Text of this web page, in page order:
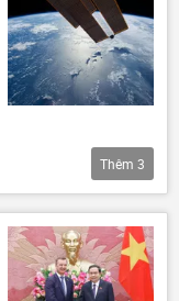
Thêm 3